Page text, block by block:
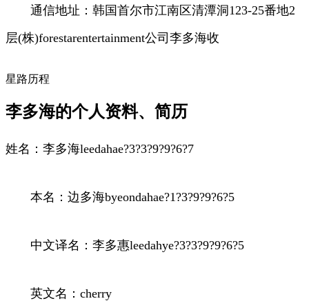
通信地址：韩国首尔市江南区清潭洞123-25番地2
层(株)forestarentertainment公司李多海收
星路历程
李多海的个人资料、简历
姓名：李多海leedahae?3?3?9?9?6?7
本名：边多海byeondahae?1?3?9?9?6?5
中文译名：李多惠leedahye?3?3?9?9?6?5
英文名：cherry